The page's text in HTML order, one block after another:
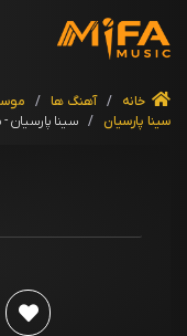
خانه / آهنگ ها /
سینا پارسیان
/ سینا پارسیان